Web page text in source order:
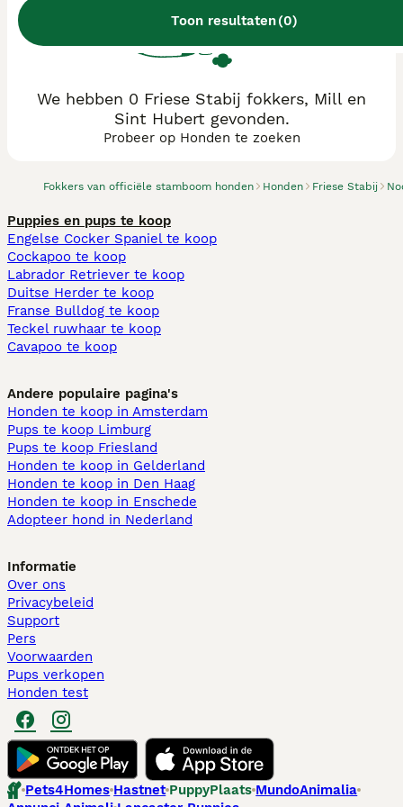
Toon resultaten(0)
Fokkers van officiële stamboom honden Honden Friese Stabij
We hebben 0 Friese Stabij fokkers, Mill en
Sint Hubert gevonden.
Probeer op Honden te zoeken
Puppies en pups te koop
Engelse Cocker Spaniel te koop
Cockapoo te koop
Labrador Retriever te koop
Duitse Herder te koop
Franse Bulldog te koop
Teckel ruwhaar te koop
Cavapoo te koop
Andere populaire pagina's
Honden te koop in Amsterdam
Pups te koop Limburg​
Pups te koop Friesland​
Honden te koop in Gelderland
Honden te koop in Den Haag
Honden te koop in Enschede
Adopteer hond in Nederland
Informatie
Over ons
Privacybeleid
Support
Pers
Voorwaarden
Pups verkopen
Honden test
Pets4Homes Hastnet PuppyPlaats MundoAnimalia